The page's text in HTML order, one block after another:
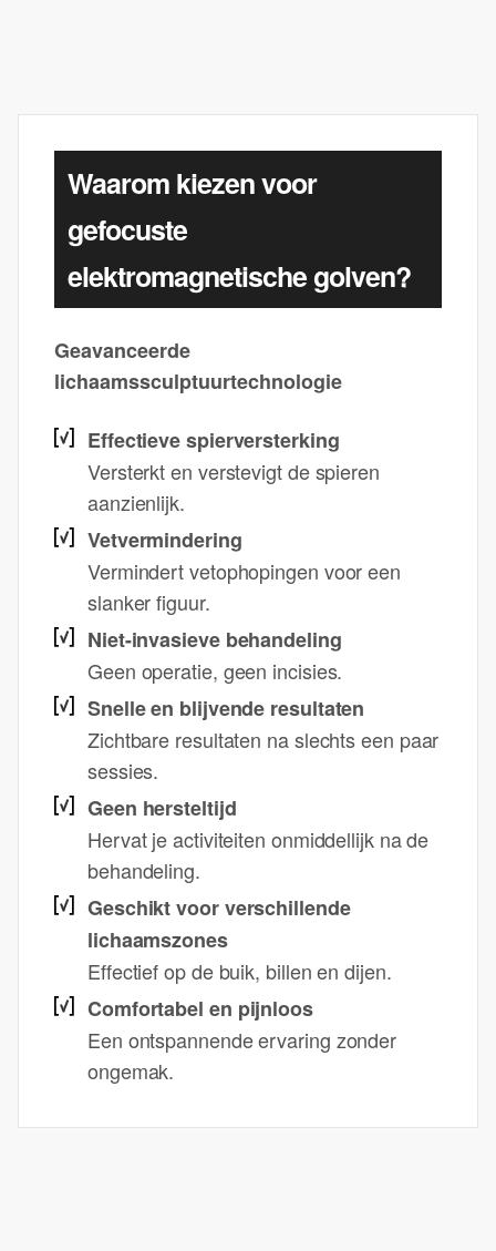
Waarom kiezen voor
gefocuste
elektromagnetische golven?
Geavanceerde
lichaamssculptuurtechnologie
Effectieve spierversterking
Versterkt en verstevigt de spieren
aanzienlijk.
Vetvermindering
Vermindert vetophopingen voor een
slanker figuur.
Niet-invasieve behandeling
Geen operatie, geen incisies.
Snelle en blijvende resultaten
Zichtbare resultaten na slechts een paar
sessies.
Geen hersteltijd
Hervat je activiteiten onmiddellijk na de
behandeling.
Geschikt voor verschillende
lichaamszones
Effectief op de buik, billen en dijen.
Comfortabel en pijnloos
Een ontspannende ervaring zonder
ongemak.